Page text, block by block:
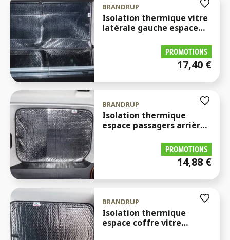
BRANDRUP
Isolation thermique vitre
latérale gauche espace
PROMOTIONS
17,40 €
BRANDRUP
Isolation thermique
espace passagers arrière
PROMOTIONS
14,88 €
BRANDRUP
Isolation thermique
espace coffre vitre